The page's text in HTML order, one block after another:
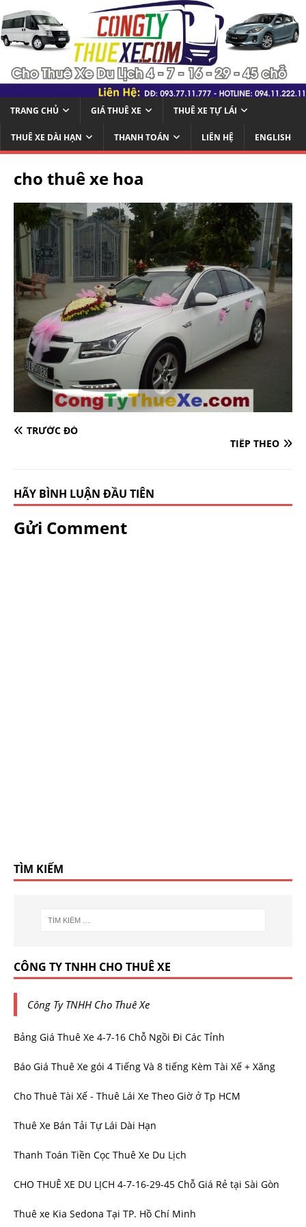
TRANG CHỦ GIÁ THUÊ XE THUÊ XE TỰ LÁI
THUÊ XE DÀI HẠN THANH TOÁN LIÊN HỆ ENGLISH
cho thuê xe hoa
TRƯỚC ĐÓ
TIẾP THEO
HÃY BÌNH LUẬN ĐẦU TIÊN
Gửi Comment
TÌM KIẾM
CÔNG TY TNHH CHO THUÊ XE
Công Ty TNHH Cho Thuê Xe
Bảng Giá Thuê Xe 4-7-16 Chỗ Ngồi Đi Các Tỉnh
Báo Giá Thuê Xe gói 4 Tiếng Và 8 tiếng Kèm Tài Xế + Xăng
Cho Thuê Tài Xế - Thuê Lái Xe Theo Giờ ở Tp HCM
Thuê Xe Bán Tải Tự Lái Dài Hạn
Thanh Toán Tiền Cọc Thuê Xe Du Lịch
CHO THUÊ XE DU LỊCH 4-7-16-29-45 Chỗ Giá Rẻ tại Sài Gòn
Thuê xe Kia Sedona Tại TP. Hồ Chí Minh